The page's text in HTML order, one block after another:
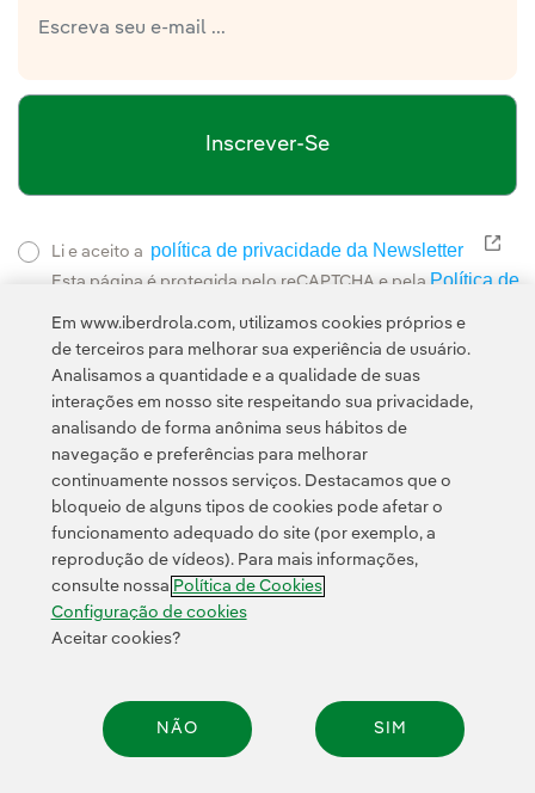
Inscrever-Se
Li e aceito a política de privacidade da Newsletter Link
Esta página é protegida pelo reCAPTCHA e pela Política de
Contato Clientes Política de Privacidade Informação legal
Transparência no uso da IA Política de cookies Configuração de cookies
Acessibilidade Canal de denúncias
© 2026 Iberdrola, S.A. Todos os direitos reservados.
Em www.iberdrola.com, utilizamos cookies próprios e
de terceiros para melhorar sua experiência de usuário.
Analisamos a quantidade e a qualidade de suas
interações em nosso site respeitando sua privacidade,
analisando de forma anônima seus hábitos de
navegação e preferências para melhorar
continuamente nossos serviços. Destacamos que o
bloqueio de alguns tipos de cookies pode afetar o
funcionamento adequado do site (por exemplo, a
reprodução de vídeos). Para mais informações,
consulte nossa Política de Cookies
Configuração de cookies
Aceitar cookies?
NÃO SIM